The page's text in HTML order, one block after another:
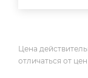
Цена
отличаться от